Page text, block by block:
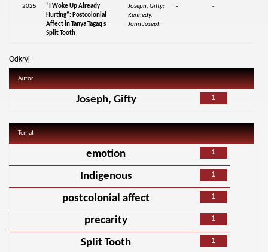
2025
“I Woke Up Already
Hurting”: Postcolonial
Affect in Tanya Tagaq’s
Split Tooth
Joseph, Gifty;
Kennedy,
John Joseph
- -
Odkryj
Autor
1
Joseph, Gifty
Temat
1
emotion
1
Indigenous
1
postcolonial affect
1
precarity
1
Split Tooth